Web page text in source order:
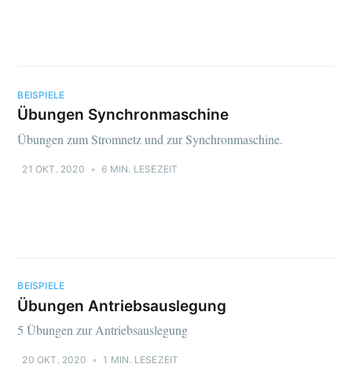
BEISPIELE
Übungen Synchronmaschine
Übungen zum Stromnetz und zur Synchronmaschine.
21 OKT. 2020 • 6 MIN. LESEZEIT
BEISPIELE
Übungen Antriebsauslegung
5 Übungen zur Antriebsauslegung
20 OKT. 2020 • 1 MIN. LESEZEIT